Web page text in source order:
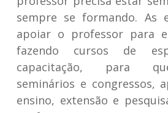
sempre se formando. As
apoiar o professor para
fazendo cursos de
capacitação, para
seminários e congressos,
ensino, extensão e